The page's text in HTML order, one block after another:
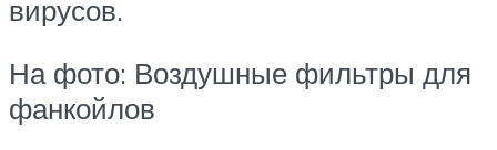
вирусов.
На фото: Воздушные фильтры для
фанкойлов